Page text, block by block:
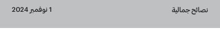
Breadcrumb
نصائح جمالية 1 نوفمبر 2024